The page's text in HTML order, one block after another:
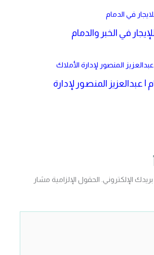
في الخبر والدمام
عبدالعزيز المنصور لإدارة
الإلكتروني. الحقول الإلزامية مشار